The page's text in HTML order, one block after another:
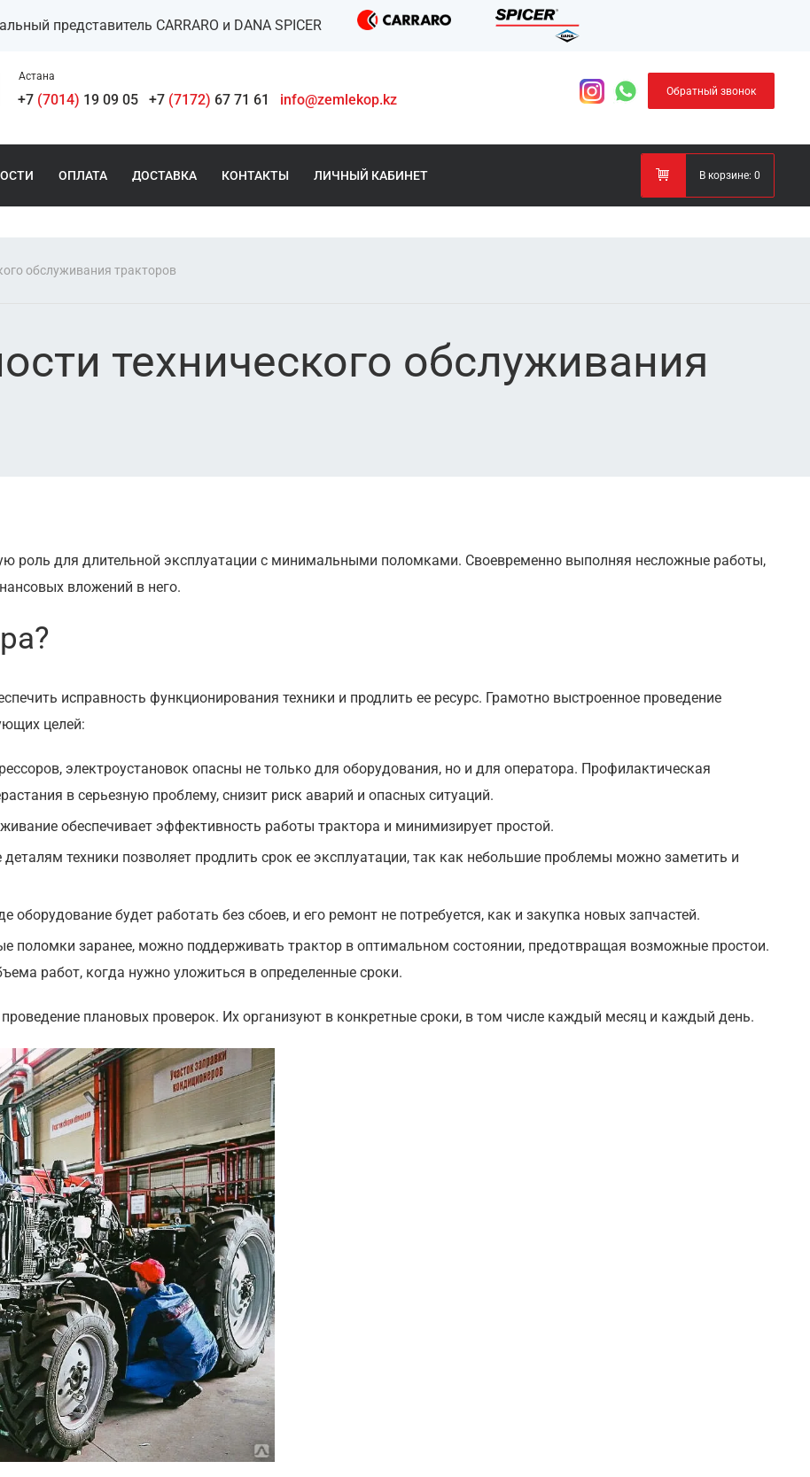
представитель CARRARO и DANA SPICER
Астана
+7 (7014) 19 09 05 +7 (7172) 67 71 61 info@zemlekop.kz Обратный звонок
ОПЛАТА ДОСТАВКА КОНТАКТЫ ЛИЧНЫЙ КАБИНЕТ В корзине: 0
обслуживания тракторов
технического обслуживания
роль для длительной эксплуатации с минимальными поломками. Своевременно выполняя несложные работы,
вложений в него.
исправность функционирования техники и продлить ее ресурс. Грамотно выстроенное проведение
целей:
электроустановок опасны не только для оборудования, но и для оператора. Профилактическая
в серьезную проблему, снизит риск аварий и опасных ситуаций.
обеспечивает эффективность работы трактора и минимизирует простой.
техники позволяет продлить срок ее эксплуатации, так как небольшие проблемы можно заметить и
оборудование будет работать без сбоев, и его ремонт не потребуется, как и закупка новых запчастей.
поломки заранее, можно поддерживать трактор в оптимальном состоянии, предотвращая возможные простои.
работ, когда нужно уложиться в определенные сроки.
плановых проверок. Их организуют в конкретные сроки, в том числе каждый месяц и каждый день.